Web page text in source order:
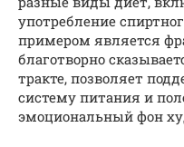
употребление
примером является
благотворно
тракте, позволяет
систему питания и
эмоциональный фон